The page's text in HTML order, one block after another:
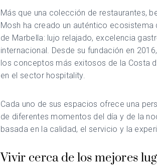
Más que una colección de restaurantes,
Mosh ha creado un auténtico ecosistema
de Marbella: lujo relajado, excelencia
internacional. Desde su fundación en
los conceptos más exitosos de la Costa
en el sector hospitality.
Cada uno de sus espacios ofrece una
de diferentes momentos del día y de la
basada en la calidad, el servicio y la
Vivir cerca de los mejores